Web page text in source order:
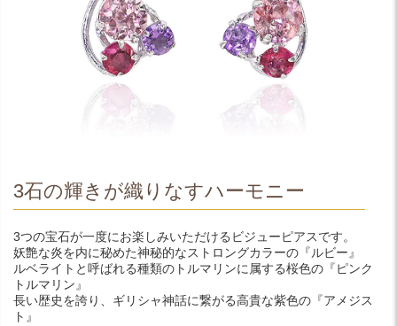
3石の輝きが織りなすハーモニー
3つの宝石が一度にお楽しみいただけるビジューピアスです。
妖艶な炎を内に秘めた神秘的なストロングカラーの『ルビー』
ルベライトと呼ばれる種類のトルマリンに属する桜色の『ピンク
トルマリン』
長い歴史を誇り、ギリシャ神話に繋がる高貴な紫色の『アメジス
ト』